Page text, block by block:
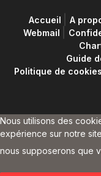
Accueil A
Webmail
Guide
Politique de
Nous utilisons des
expérience sur notre
nous supposerons que